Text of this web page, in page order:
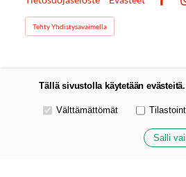
Tehty Yhdistysavaimella
Tällä sivustolla käytetään evästeitä.
Valitse käytettävät evästeet
Välttämättömät
Salli